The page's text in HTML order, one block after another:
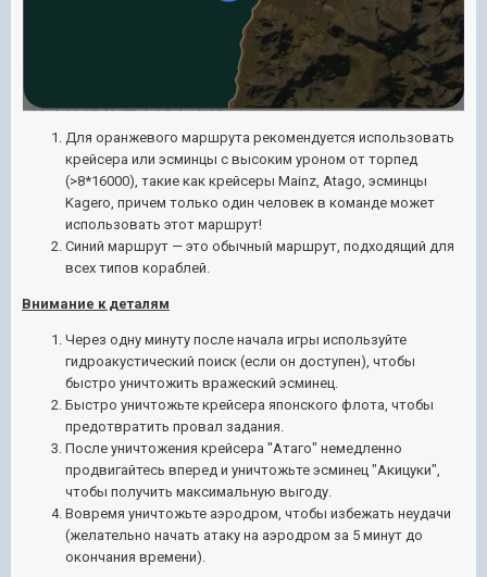
Для оранжевого маршрута рекомендуется использовать
крейсера или эсминцы с высоким уроном от торпед
(>8*16000), такие как крейсеры Mainz, Atago, эсминцы
Kagero, причем только один человек в команде может
использовать этот маршрут!
Синий маршрут — это обычный маршрут, подходящий для
всех типов кораблей.
Внимание к деталям
Через одну минуту после начала игры используйте
гидроакустический поиск (если он доступен), чтобы
быстро уничтожить вражеский эсминец.
Быстро уничтожьте крейсера японского флота, чтобы
предотвратить провал задания.
После уничтожения крейсера "Атаго" немедленно
продвигайтесь вперед и уничтожьте эсминец "Акицуки",
чтобы получить максимальную выгоду.
Вовремя уничтожьте аэродром, чтобы избежать неудачи
(желательно начать атаку на аэродром за 5 минут до
окончания времени).